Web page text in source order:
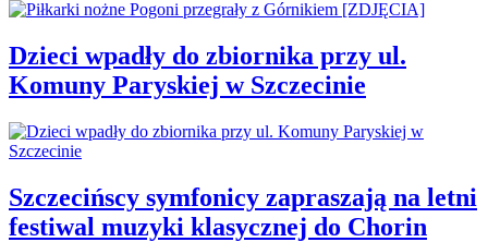
Dzieci wpadły do zbiornika przy ul.
Komuny Paryskiej w Szczecinie
Szczecińscy symfonicy zapraszają na letni
festiwal muzyki klasycznej do Chorin